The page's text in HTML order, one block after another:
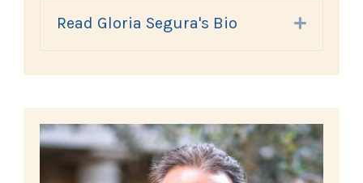
Read Gloria Segura's Bio Expand